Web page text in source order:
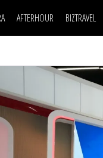
UGAO
AFTERHOUR
KNJIGE
AUTO SVET
STIL
WELLBEING
BIZTRAVEL
UGAO
HOW
FILM I SCENA
AUTO SVET
WELLBEING